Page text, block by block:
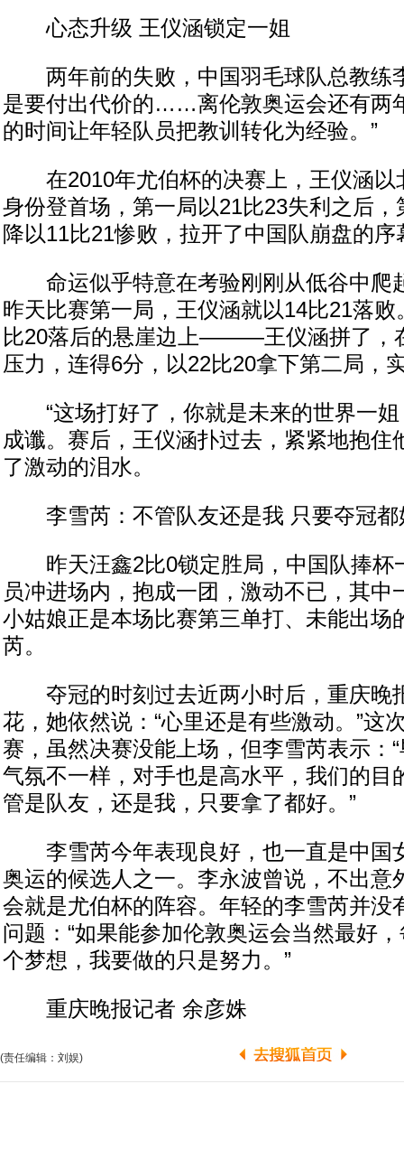
心态升级 王仪涵锁定一姐
两年前的失败，中国羽毛球队总教练
是要付出代价的……离伦敦奥运会还有两
的时间让年轻队员把教训转化为经验。”
在2010年尤伯杯的决赛上，王仪涵以
身份登首场，第一局以21比23失利之后
降以11比21惨败，拉开了中国队崩盘的序
命运似乎特意在考验刚刚从低谷中爬
昨天比赛第一局，王仪涵就以14比21落
比20落后的悬崖边上———王仪涵拼了，
压力，连得6分，以22比20拿下第二局，
“这场打好了，你就是未来的世界一姐
成谶。赛后，王仪涵扑过去，紧紧地抱住
了激动的泪水。
李雪芮：不管队友还是我 只要夺冠都
昨天汪鑫2比0锁定胜局，中国队捧杯
员冲进场内，抱成一团，激动不已，其中
小姑娘正是本场比赛第三单打、未能出场
芮。
夺冠的时刻过去近两小时后，重庆晚
花，她依然说：“心里还是有些激动。”这
赛，虽然决赛没能上场，但李雪芮表示：
气氛不一样，对手也是高水平，我们的目
管是队友，还是我，只要拿了都好。”
李雪芮今年表现良好，也一直是中国
奥运的候选人之一。李永波曾说，不出意
会就是尤伯杯的阵容。年轻的李雪芮并没
问题：“如果能参加伦敦奥运会当然最好
个梦想，我要做的只是努力。”
重庆晚报记者 余彦姝
(责任编辑：刘娱)